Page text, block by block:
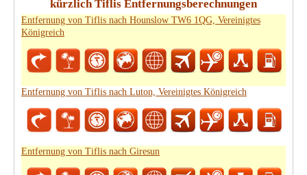
kürzlich Tiflis Entfernungsberechnungen
Entfernung von Tiflis nach Hounslow TW6 1QG, Vereinigtes
Königreich
Entfernung von Tiflis nach Luton, Vereinigtes Königreich
Entfernung von Tiflis nach Giresun